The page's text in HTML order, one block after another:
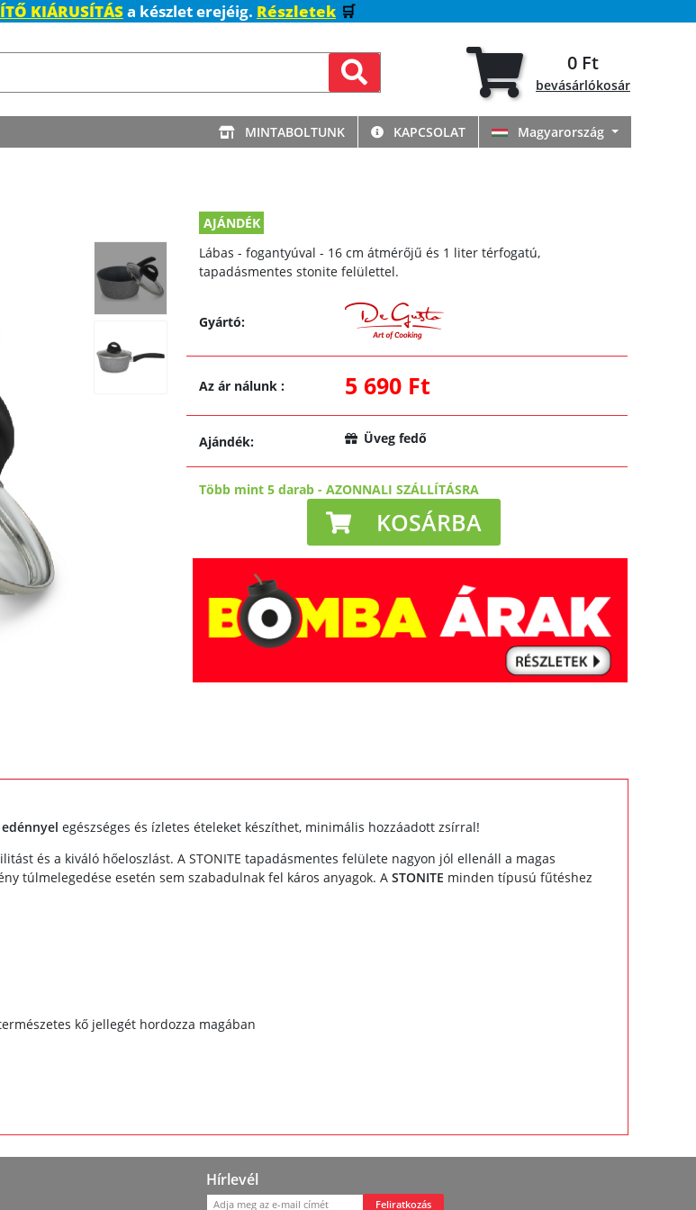
KIÁRUSÍTÁSa készlet erejéig. Részletek 🛒
0 Ft
bevásárlókosár
MINTABOLTUNK KAPCSOLAT Magyarország
AJÁNDÉK
Lábas - fogantyúval - 16 cm átmérőjű és 1 liter térfogatú,
tapadásmentes stonite felülettel.
Gyártó:
Az ár nálunk: 5 690 Ft
Ajándék: Üveg fedő
Több mint 5 darab -AZONNALI SZÁLLÍTÁSRA
KOSÁRBA
egészséges és ízletes ételeket készíthet, minimális hozzáadott zsírral!
és a kiváló hőeloszlást. A STONITE tapadásmentes felülete nagyon jól ellenáll a magas
túlmelegedése esetén sem szabadulnak fel káros anyagok. A STONITE minden típusú fűtéshez
kő jellegét hordozza magában
Hírlevél
Feliratkozás